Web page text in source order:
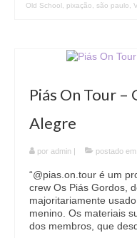
Old School
pixação são paulo
Piás On Tour
Alegre
por admin | postado em:
“@pias.on.tour é um
crew Os Piás Gordos,
majoritariamente
menino. Os materiais
dos membros, que